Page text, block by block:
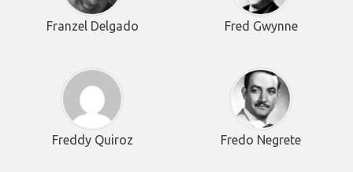
Franzel Delgado Fred Gwynne
Freddy Quiroz Fredo Negrete